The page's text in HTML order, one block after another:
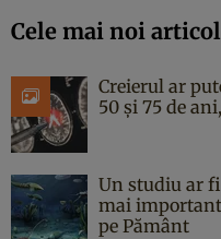
Cele mai noi
Creierul ar
50 și 75 de
Un studiu ar
mai
pe Pământ